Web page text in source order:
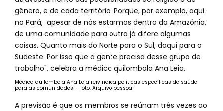
gênero, e de cada território. Porque, por exemplo, aqui
no Pará, apesar de nós estarmos dentro da Amazônia,
de uma comunidade para outra já difere algumas
coisas. Quanto mais do Norte para o Sul, daqui para o
Sudeste. Por isso que a gente precisa desse grupo de
trabalho", celebra a médica quilombola Ana Leia.
Médica quilombola Ana Leia reivindica políticas específicas de saúde
para as comunidades - Foto: Arquivo pessoal
A previsão é que os membros se reúnam três vezes ao